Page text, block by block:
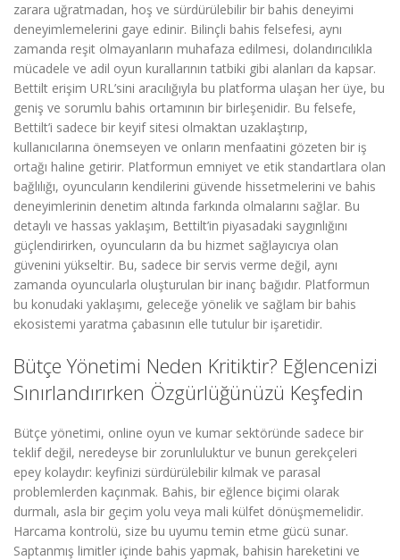
zarara uğratmadan, hoş ve sürdürülebilir bir bahis deneyimi
deneyimlemelerini gaye edinir. Bilinçli bahis felsefesi, aynı
zamanda reşit olmayanların muhafaza edilmesi, dolandırıcılıkla
mücadele ve adil oyun kurallarının tatbiki gibi alanları da kapsar.
Bettilt erişim URL’sini aracılığıyla bu platforma ulaşan her üye, bu
geniş ve sorumlu bahis ortamının bir birleşenidir. Bu felsefe,
Bettilt’i sadece bir keyif sitesi olmaktan uzaklaştırıp,
kullanıcılarına önemseyen ve onların menfaatini gözeten bir iş
ortağı haline getirir. Platformun emniyet ve etik standartlara olan
bağlılığı, oyuncuların kendilerini güvende hissetmelerini ve bahis
deneyimlerinin denetim altında farkında olmalarını sağlar. Bu
detaylı ve hassas yaklaşım, Bettilt’in piyasadaki saygınlığını
güçlendirirken, oyuncuların da bu hizmet sağlayıcıya olan
güvenini yükseltir. Bu, sadece bir servis verme değil, aynı
zamanda oyuncularla oluşturulan bir inanç bağıdır. Platformun
bu konudaki yaklaşımı, geleceğe yönelik ve sağlam bir bahis
ekosistemi yaratma çabasının elle tutulur bir işaretidir.
Bütçe Yönetimi Neden Kritiktir? Eğlencenizi
Sınırlandırırken Özgürlüğünüzü Keşfedin
Bütçe yönetimi, online oyun ve kumar sektöründe sadece bir
teklif değil, neredeyse bir zorunluluktur ve bunun gerekçeleri
epey kolaydır: keyfinizi sürdürülebilir kılmak ve parasal
problemlerden kaçınmak. Bahis, bir eğlence biçimi olarak
durmalı, asla bir geçim yolu veya mali külfet dönüşmemelidir.
Harcama kontrolü, size bu uyumu temin etme gücü sunar.
Saptanmış limitler içinde bahis yapmak, bahisin hareketini ve